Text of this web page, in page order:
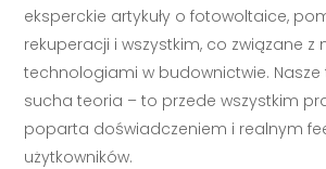
eksperckie artykuły o fotowoltaice,
rekuperacji i wszystkim, co związane z
technologiami w budownictwie. Nasze
sucha teoria – to przede wszystkim
poparta doświadczeniem i realnym
użytkowników.